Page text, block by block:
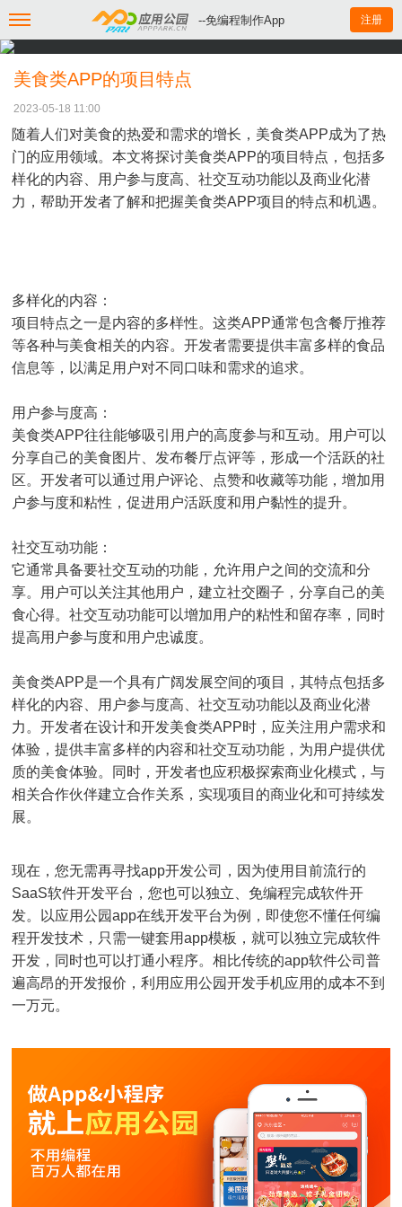
--免编程制作App 注册
美食类APP的项目特点
2023-05-18 11:00
随着人们对美食的热爱和需求的增长，美食类APP成为了热
门的应用领域。本文将探讨美食类APP的项目特点，包括多
样化的内容、用户参与度高、社交互动功能以及商业化潜
力，帮助开发者了解和把握美食类APP项目的特点和机遇。
多样化的内容：
项目特点之一是内容的多样性。这类APP通常包含餐厅推荐
等各种与美食相关的内容。开发者需要提供丰富多样的食品
信息等，以满足用户对不同口味和需求的追求。
用户参与度高：
美食类APP往往能够吸引用户的高度参与和互动。用户可以
分享自己的美食图片、发布餐厅点评等，形成一个活跃的社
区。开发者可以通过用户评论、点赞和收藏等功能，增加用
户参与度和粘性，促进用户活跃度和用户黏性的提升。
社交互动功能：
它通常具备要社交互动的功能，允许用户之间的交流和分
享。用户可以关注其他用户，建立社交圈子，分享自己的美
食心得。社交互动功能可以增加用户的粘性和留存率，同时
提高用户参与度和用户忠诚度。
美食类APP是一个具有广阔发展空间的项目，其特点包括多
样化的内容、用户参与度高、社交互动功能以及商业化潜
力。开发者在设计和开发美食类APP时，应关注用户需求和
体验，提供丰富多样的内容和社交互动功能，为用户提供优
质的美食体验。同时，开发者也应积极探索商业化模式，与
相关合作伙伴建立合作关系，实现项目的商业化和可持续发
展。
现在，您无需再寻找app开发公司，因为使用目前流行的
SaaS软件开发平台，您也可以独立、免编程完成软件开
发。以应用公园app在线开发平台为例，即使您不懂任何编
程开发技术，只需一键套用app模板，就可以独立完成软件
开发，同时也可以打通小程序。相比传统的app软件公司普
遍高昂的开发报价，利用应用公园开发手机应用的成本不到
一万元。